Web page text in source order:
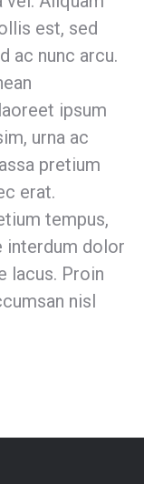
est, sed
ac nunc arcu.
ipsum
urna ac
pretium
erat.
tempus,
interdum dolor
lacus. Proin
nisl